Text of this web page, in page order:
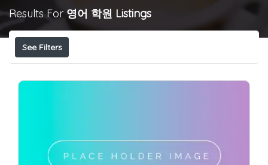
Results For 영어 학원 Listings
See Filters